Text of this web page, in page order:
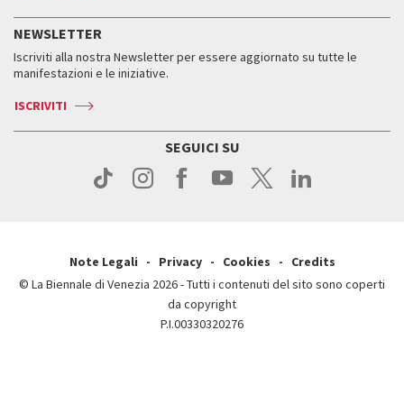
Come raggiungerci
Come raggiungerci
Contatti
Orari e sedi
Biglietti
Come raggiungerci
Contatti
Orari e sedi
NEWSLETTER
Iscriviti alla nostra Newsletter per essere aggiornato su tutte le
manifestazioni e le iniziative.
ISCRIVITI
SEGUICI SU
Note Legali Privacy Cookies
Credits
© La Biennale di Venezia 2026 - Tutti i contenuti del sito sono coperti
da copyright
P.I.00330320276